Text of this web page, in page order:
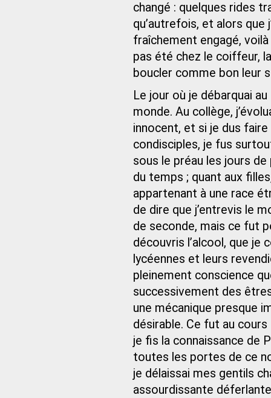
changé : quelques rides
qu’autrefois, et alors que
fraîchement engagé, voilà
pas été chez le coiffeur,
boucler comme bon leur
Le jour où je débarquai
monde. Au collège,
innocent, et si je dus
condisciples, je fus
sous le préau les jours
du temps ; quant aux
appartenant à une race
de dire que j’entrevis le
de seconde, mais ce fut
découvris l’alcool, que je
lycéennes et leurs
pleinement conscience
successivement des
une mécanique presque
désirable. Ce fut au
je fis la connaissance de
toutes les portes de ce
je délaissai mes gentils
assourdissante